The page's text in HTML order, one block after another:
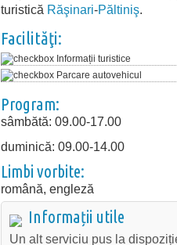
turistică Răşinari-Păltiniş.
Facilităţi:
Informații turistice
Parcare autovehicul
Program:
sâmbătă: 09.00-17.00
duminică: 09.00-14.00
Limbi vorbite:
română, engleză
Informații utile
Un alt serviciu pus la